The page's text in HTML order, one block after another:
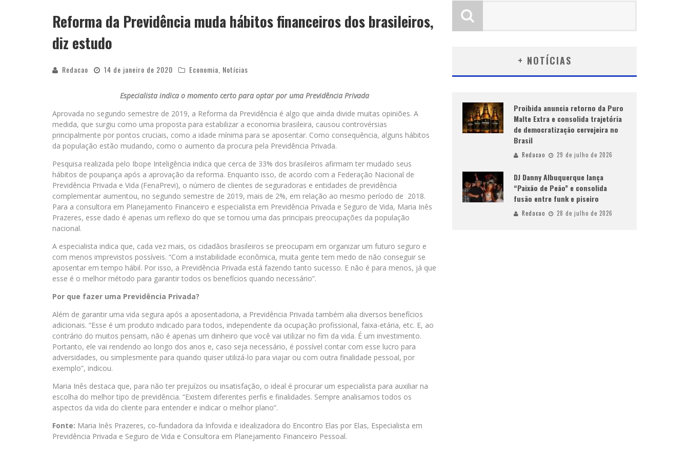
P
ROIBIDA ANUNCIA RETORNO DA PURO MALTE EXTRA E CONSOLIDA TRAJETÓRIA DE DEMOCRATIZAÇÃO CERVEJEIRA NO BRASIL
Reforma da Previdência muda hábitos financeiros dos brasileiros,
diz estudo
Redacao 14 de janeiro de 2020 Economia Notícias
Especialista indica o momento certo para optar por uma Previdência Privada
Aprovada no segundo semestre de 2019, a Reforma da Previdência é algo que ainda divide muitas opiniões. A
medida, que surgiu como uma proposta para estabilizar a economia brasileira, causou controvérsias
principalmente por pontos cruciais, como a idade mínima para se aposentar. Como consequência, alguns hábitos
da população estão mudando, como o aumento da procura pela Previdência Privada.
Pesquisa realizada pelo Ibope Inteligência indica que cerca de 33% dos brasileiros afirmam ter mudado seus
hábitos de poupança após a aprovação da reforma. Enquanto isso, de acordo com a Federação Nacional de
Previdência Privada e Vida (FenaPrevi), o número de clientes de seguradoras e entidades de previdência
complementar aumentou, no segundo semestre de 2019, mais de 2%, em relação ao mesmo período de 2018.
Para a consultora em Planejamento Financeiro e especialista em Previdência Privada e Seguro de Vida, Maria Inês
Prazeres, esse dado é apenas um reflexo do que se tornou uma das principais preocupações da população
nacional.
A especialista indica que, cada vez mais, os cidadãos brasileiros se preocupam em organizar um futuro seguro e
com menos imprevistos possíveis. “Com a instabilidade econômica, muita gente tem medo de não conseguir se
aposentar em tempo hábil. Por isso, a Previdência Privada está fazendo tanto sucesso. E não é para menos, já que
esse é o melhor método para garantir todos os benefícios quando necessário”.
Por que fazer uma Previdência Privada?
Além de garantir uma vida segura após a aposentadoria, a Previdência Privada também alia diversos benefícios
adicionais. “Esse é um produto indicado para todos, independente da ocupação profissional, faixa-etária, etc. E, ao
contrário do muitos pensam, não é apenas um dinheiro que você vai utilizar no fim da vida. É um investimento.
Portanto, ele vai rendendo ao longo dos anos e, caso seja necessário, é possível contar com esse lucro para
adversidades, ou simplesmente para quando quiser utilizá-lo para viajar ou com outra finalidade pessoal, por
exemplo”, indicou.
Maria Inês destaca que, para não ter prejuízos ou insatisfação, o ideal é procurar um especialista para auxiliar na
escolha do melhor tipo de previdência. “Existem diferentes perfis e finalidades. Sempre analisamos todos os
aspectos da vida do cliente para entender e indicar o melhor plano”.
Fonte: Maria Inês Prazeres, co-fundadora da Infovida e idealizadora do Encontro Elas por Elas, Especialista em
Previdência Privada e Seguro de Vida e Consultora em Planejamento Financeiro Pessoal.
+ NOTÍCIAS
Proibida anuncia retorno da Puro
Malte Extra e consolida trajetória
de democratização cervejeira no
Brasil
Redacao 29 de julho de 2026
DJ Danny Albuquerque lança
“Paixão de Peão” e consolida
fusão entre funk e piseiro
Redacao 28 de julho de 2026